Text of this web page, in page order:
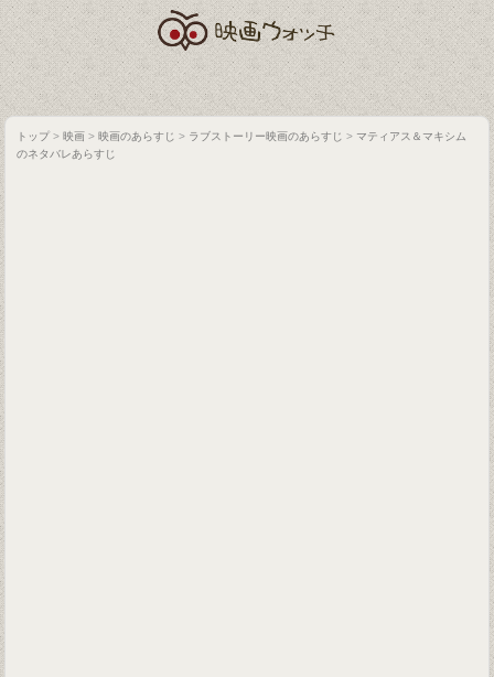
トップ>映画 >映画のあらすじ > ラブストーリー映画のあらすじ > マティアス＆マキシム
のネタバレあらすじ